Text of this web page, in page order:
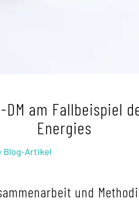
DM am Fallbeispiel
Energies
Blog-Artikel
und